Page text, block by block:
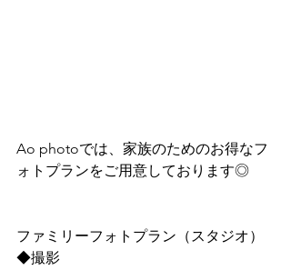
Ao photoでは、家族のためのお得なフ
ォトプランをご用意しております◎
ファミリーフォトプラン（スタジオ）
◆撮影